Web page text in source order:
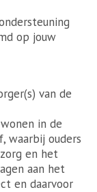
op jouw
van de
in de
waarbij ouders
en het
aan het
en daarvoor